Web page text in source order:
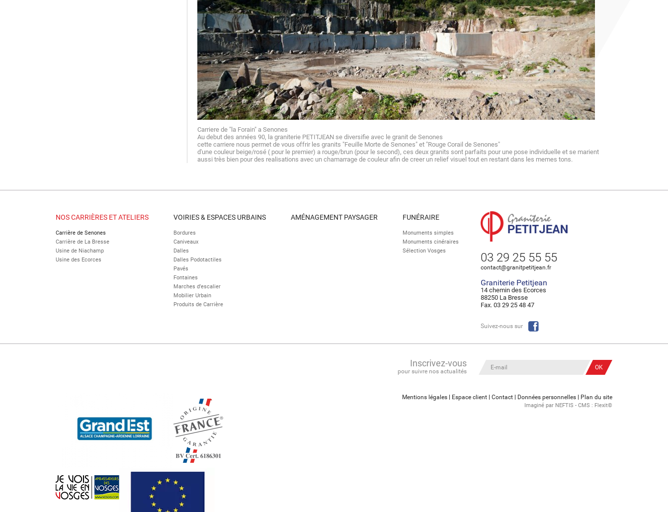
Carriere de "la Forain" a Senones
Au debut des années 90, la graniterie PETITJEAN se diversifie avec le granit de Senones
cette carriere nous permet de vous offrir les granits "Feuille Morte de Senones" et "Rouge Corail de Senones"
d'une couleur beige/rosé ( pour le premier) a rouge/brun (pour le second), ces deux granits sont parfaits pour une pose individuelle et se marient
aussi très bien pour des realisations avec un chamarrage de couleur afin de creer un relief visuel tout en restant dans les memes tons.
03 29 25 55 55
contact@granitpetitjean.fr
Graniterie Petitjean
14 chemin des Ecorces
88250 La Bresse
Fax. 03 29 25 48 47
Suivez-nous sur
NOS CARRIÈRES ET ATELIERS
Carrière de Senones
Carrière de La Bresse
Usine de Niachamp
Usine des Ecorces
VOIRIES & ESPACES URBAINS
Bordures
Caniveaux
Dalles
Dalles Podotactiles
Pavés
Fontaines
Marches d’escalier
Mobilier Urbain
Produits de Carrière
AMÉNAGEMENT PAYSAGER FUNÉRAIRE
Monuments simples
Monuments cinéraires
Sélection Vosges
Inscrivez-vous
pour suivre nos actualités
Mentions légales Espace client Contact Données personnelles Plan du site
Imaginé par NEFTIS - CMS : Flexit©